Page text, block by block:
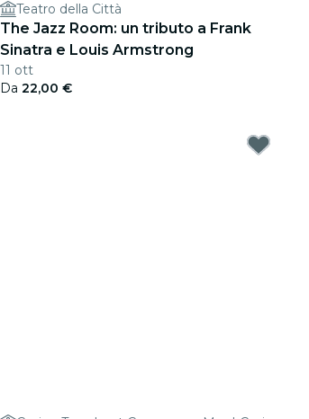
Teatro della Città
The Jazz Room: un tributo a Frank
Sinatra e Louis Armstrong
11 ott
Da 22,00 €